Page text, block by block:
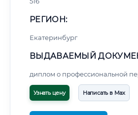
РЕГИОН:
Екатеринбург
ВЫДАВАЕМЫЙ
диплом о профессиональной
Узнать цену Написать в Max